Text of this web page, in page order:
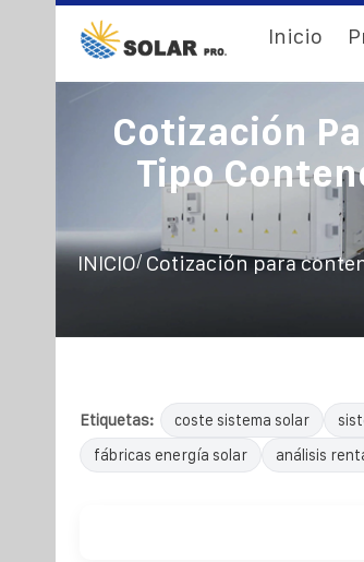
Inicio
Cotización
Tipo
INICIO/ Cotización para
Etiquetas: coste sistema solar
fábricas energía solar
análisis